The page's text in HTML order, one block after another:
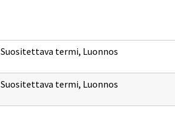
Suositettava termi, Luonnos
Suositettava termi, Luonnos